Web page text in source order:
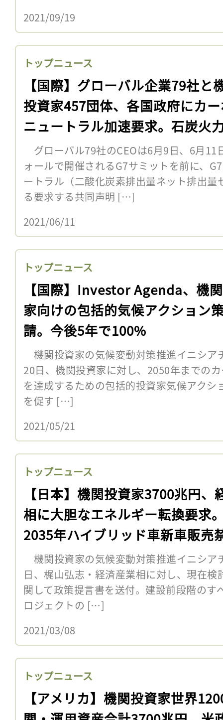
2021/09/19
トップニュース
【国際】グローバル企業79社と
投資家457団体、各国政府にカ
ニュートラル加速要求。石炭火
も
グローバル79社のCEOは6月9日、6月11
ォールで開催されるG7サミットを前に、
ートラル（二酸化炭素排出量ネット排出
る要求する共同声明 […]
2021/06/11
トップニュース
【国際】Investor Agenda、機
家向けの包括的気候アクション
請。今後5年で100%
機関投資家の気候変動対策推進イニシ
20日、機関投資家に対し、2050年までの
を達成するための包括的投資家気候アクシ
を促す […]
2021/05/21
トップニュース
【日本】機関投資家3700兆円、
相に大胆なエネルギー転換要求
2035年ハイブリッド車新車販売
等
機関投資家の気候変動対策推進イニシ
日、梶山弘志・経済産業相に対し、現在
関して政策提言書を送付。建設前段階のす
ロジェクトの […]
2021/03/08
トップニュース
【アメリカ】機関投資家世界